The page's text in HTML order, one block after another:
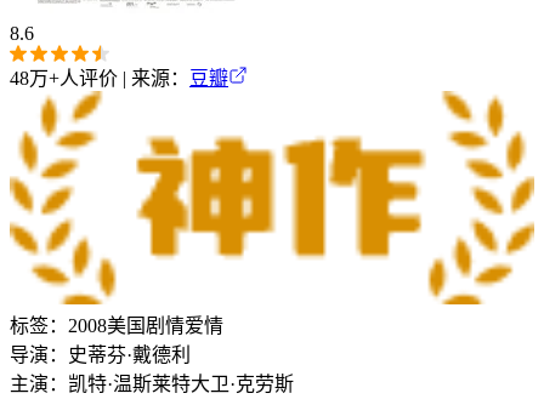
8.6
48万+人评价 | 来源： 豆瓣
标签： 2008美国 剧情爱情
导演：
史蒂芬·戴德利
主演： 凯特·温斯莱特大卫·克劳斯